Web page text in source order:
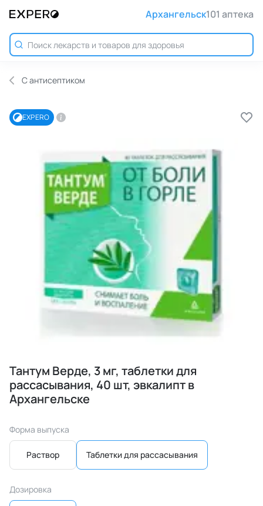
Архангельск101 аптека
С антисептиком
EXPERO
Тантум Верде, 3 мг, таблетки для
рассасывания, 40 шт, эвкалипт в
Архангельске
Форма выпуска
Раствор Таблетки для рассасывания
Дозировка